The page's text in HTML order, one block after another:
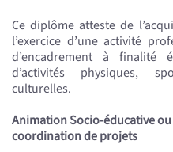
Ce diplôme atteste de
l’exercice d’une activité
d’encadrement à finalité
d’activités physiques,
culturelles.
Animation Socio-éducative
coordination de projets